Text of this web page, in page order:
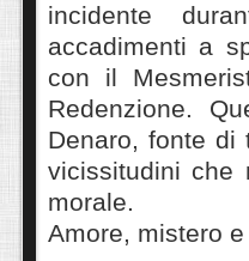
incidente
accadimenti a
con il
Redenzione.
Denaro, fonte di
vicissitudini che
morale.
Amore, mistero